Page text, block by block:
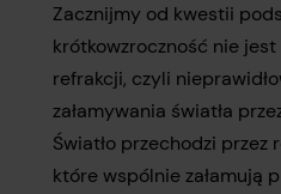
Zacznijmy od kwestii
krótkowzroczność nie
refrakcji, czyli
załamywania światła
Światło przechodzi przez
które wspólnie załamują